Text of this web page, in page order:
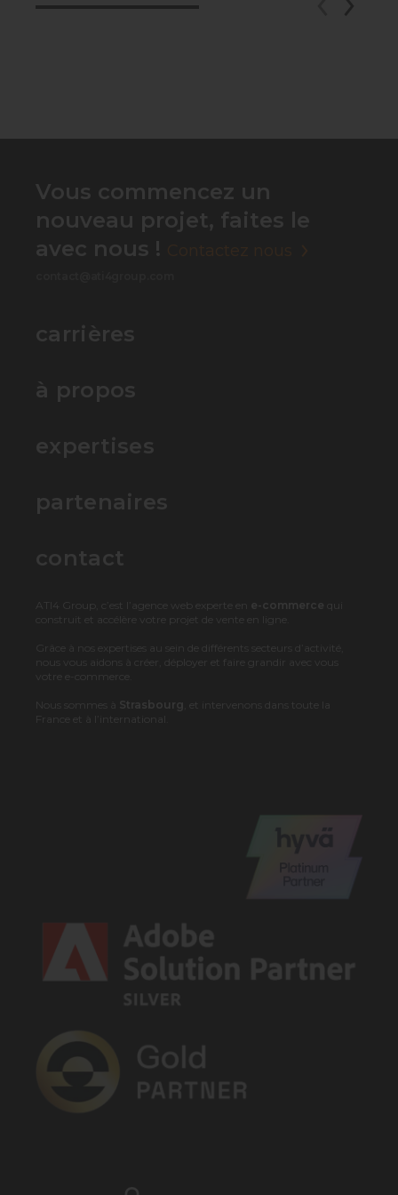
Vous commencez un
nouveau projet, faites le
avec nous !
carrières
à propos
expertises
partenaires
contact
ATI4 Group, c’est l’agence web experte en e-commerce qui
construit et accélère votre projet de vente en ligne.
Grâce à nos expertises au sein de différents secteurs d’activité,
nous vous aidons à créer, déployer et faire grandir avec vous
votre e-commerce.
Nous sommes à Strasbourg , et intervenons dans toute la
France et à l’international.